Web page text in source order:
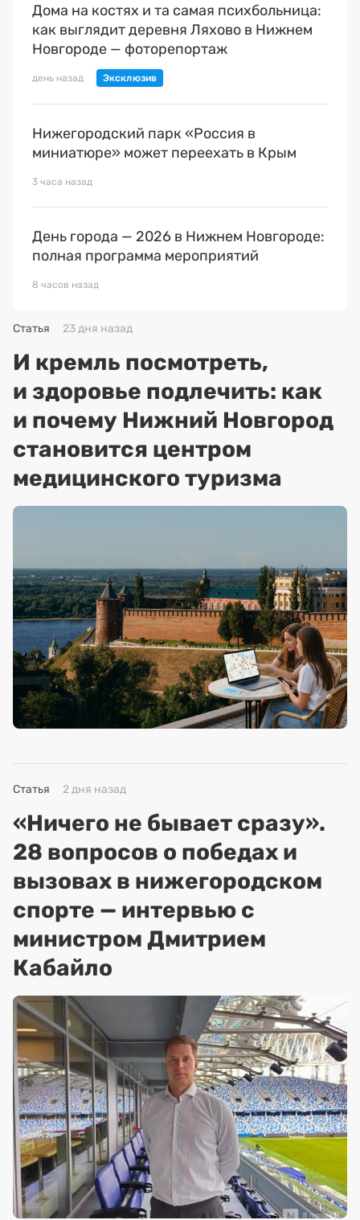
Дома на костях и та самая психбольница:
как выглядит деревня Ляхово в Нижнем
Новгороде — фоторепортаж
день назад
Нижегородский парк «Россия в
миниатюре» может переехать в Крым
3 часа назад
День города — 2026 в Нижнем Новгороде:
полная программа мероприятий
8 часов назад
Статья 23 дня назад
И кремль посмотреть,
и здоровье подлечить: как
и почему Нижний Новгород
становится центром
медицинского туризма
Статья 2 дня назад
«Ничего не бывает сразу».
28 вопросов о победах и
вызовах в нижегородском
спорте — интервью с
министром Дмитрием
Кабайло